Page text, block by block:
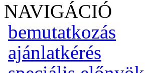
NAVIGÁCIÓ
bemutatkozás
ajánlatkérés